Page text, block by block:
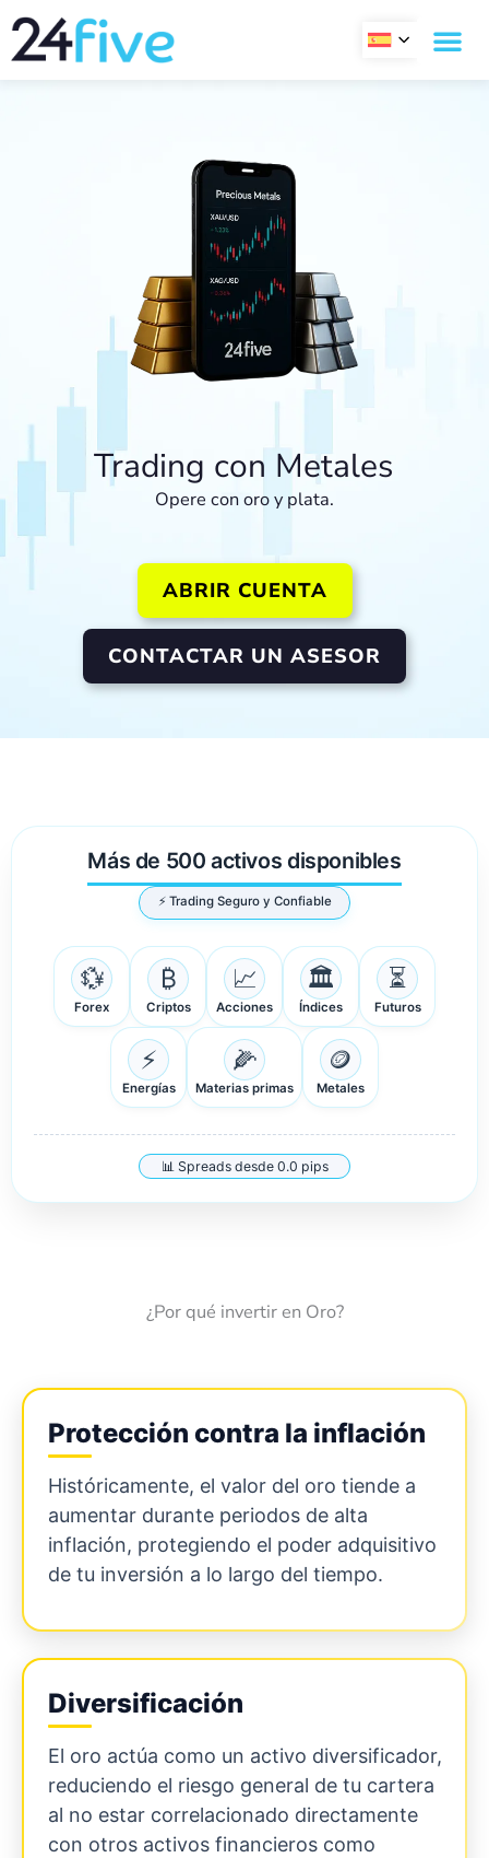
contenido
Trading con Metales
Opere con oro y plata.
ABRIR CUENTA
CONTACTAR UN ASESOR
Más de 500 activos disponibles
⚡ Trading Seguro y Confiable
💱
Forex
₿
Criptos
📈
Acciones
🏛️
Índices
⏳
Futuros
⚡
Energías
🌽
Materias primas
🪙
Metales
📊 Spreads desde 0.0 pips
¿Por qué invertir en Oro?
Protección contra la inflación
Históricamente, el valor del oro tiende a
aumentar durante periodos de alta
inflación, protegiendo el poder adquisitivo
de tu inversión a lo largo del tiempo.
Diversificación
El oro actúa como un activo diversificador,
reduciendo el riesgo general de tu cartera
al no estar correlacionado directamente
con otros activos financieros como